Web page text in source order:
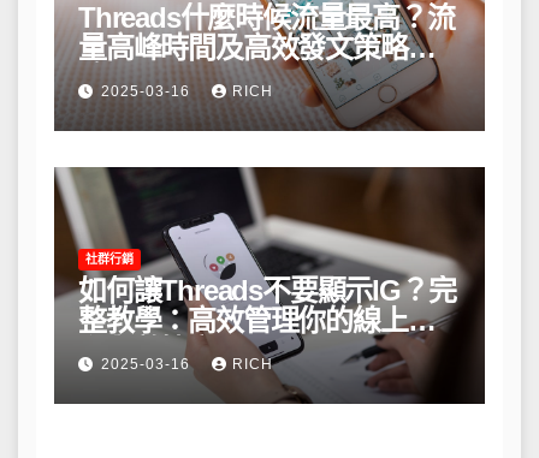
Threads什麼時候流量最高？流
量高峰時間及高效發文策略攻
略2025-03-16 RICH
社群行銷
如何讓Threads不要顯示IG？完
整教學：高效管理你的線上隱
私與數據安全
2025-03-16 RICH